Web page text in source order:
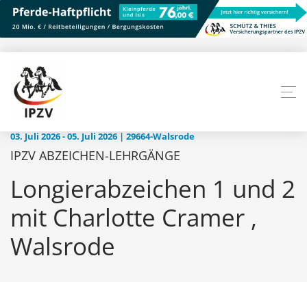
03. Juli 2026 - 05. Juli 2026 | 29664-Walsrode
IPZV ABZEICHEN-LEHRGÄNGE
Longierabzeichen 1 und 2
mit Charlotte Cramer ,
Walsrode